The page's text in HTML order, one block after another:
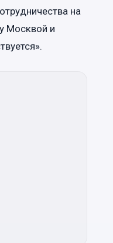
на
Москвой и